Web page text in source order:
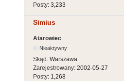
Posty: 3,233
Simius
Atarowiec
Nieaktywny
Skąd: Warszawa
Zarejestrowany: 2002-05-27
Posty: 1,268